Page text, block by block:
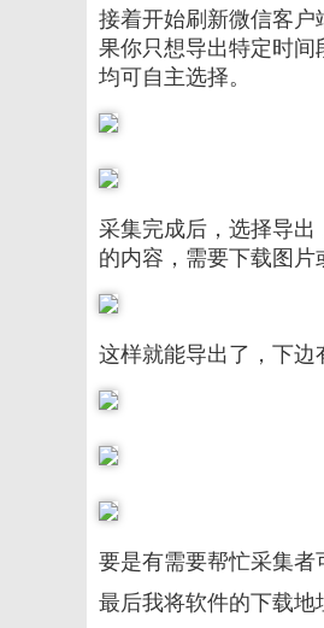
接着开始刷新微信客
果你只想导出特定时间
均可自主选择。
采集完成后，选择导
的内容，需要下载图片
这样就能导出了，下边
要是有需要帮忙采集
最后我将软件的下载地